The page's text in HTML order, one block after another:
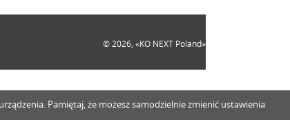
Pamiętaj, że możesz samodzielnie zmienić ustawienia
© 2026, «KO NEXT Poland»